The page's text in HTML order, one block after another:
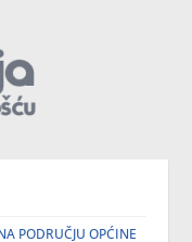
PODRUČJU OPĆINE